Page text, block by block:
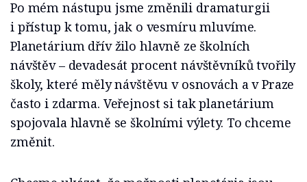
Po mém nástupu jsme změnili dramaturgii
i přístup k tomu, jak o vesmíru mluvíme.
Planetárium dřív žilo hlavně ze školních
návštěv – devadesát procent návštěvníků tvořily
školy, které měly návštěvu v osnovách a v Praze
často i zdarma. Veřejnost si tak planetárium
spojovala hlavně se školními výlety. To chceme
změnit.